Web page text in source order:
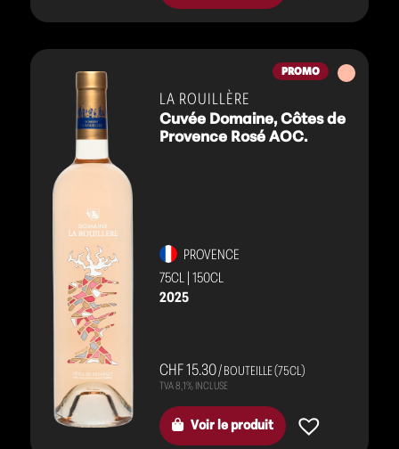
Vins
rosés
PROMO
LA ROUILLÈRE
Cuvée Domaine, Côtes de
Provence Rosé AOC.
PROVENCE
75CL |150CL
2025
CHF 15.30/ BOUTEILLE (75CL)
Voir le produit